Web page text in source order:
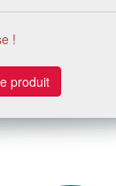
!
produit